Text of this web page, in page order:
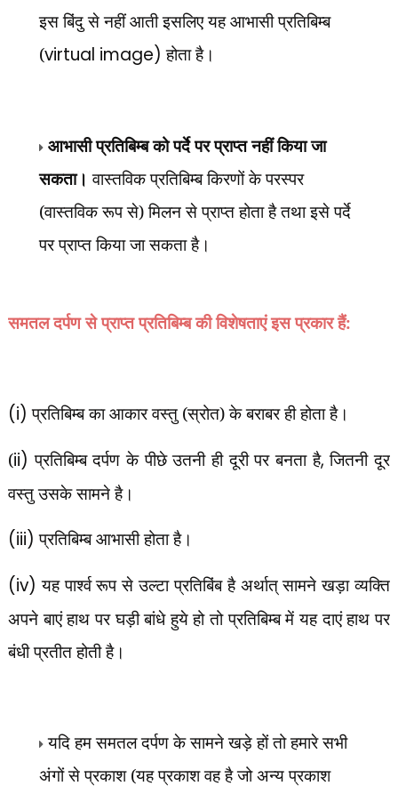
इस बिंदु से नहीं आती इसलिए यह आभासी प्रतिबिम्ब
(virtual image)होता है।
आभासी प्रतिबिम्ब को पर्दे पर प्राप्त नहीं किया जा
सकता।वास्तविक प्रतिबिम्ब किरणों के परस्पर
(वास्तविक रूप से) मिलन से प्राप्त होता है तथा इसे पर्दे
पर प्राप्त किया जा सकता है।
समतल दर्पण से प्राप्त प्रतिबिम्ब की विशेषताएं इस प्रकार हैं:
(i)प्रतिबिम्ब का आकार वस्तु (स्रोत) के बराबर ही होता है।
(ii)प्रतिबिम्ब दर्पण के पीछे उतनी ही दूरी पर बनता है,जितनी दूर
वस्तु उसके सामने है।
(iii)प्रतिबिम्ब आभासी होता है।
(iv)यह पार्श्व रूप से उल्टा प्रतिबिंब है अर्थात् सामने खड़ा व्यक्ति
अपने बाएं हाथ पर घड़ी बांधे हुये हो तो प्रतिबिम्ब में यह दाएं हाथ पर
बंधीप्रतीत होती है।
यदि हम समतल दर्पण के सामने खड़े हों तो हमारे सभी
अंगों से प्रकाश (यह प्रकाश वह है जो अन्य प्रकाश